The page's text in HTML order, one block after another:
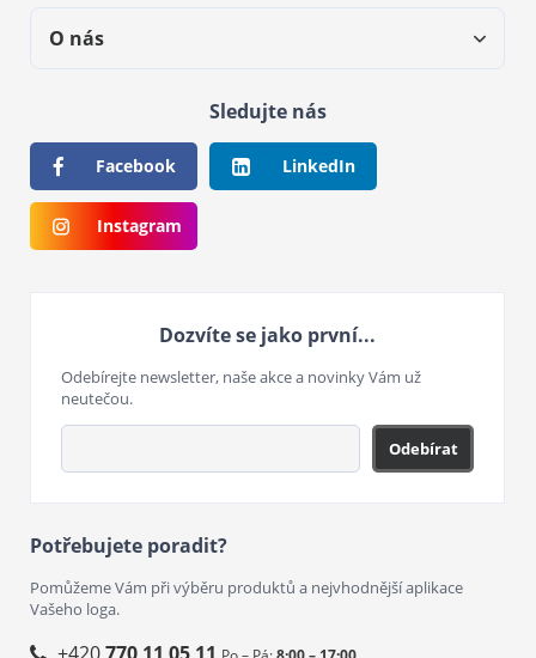
O nás
Sledujte nás
Facebook LinkedIn
Instagram
Dozvíte se jako první...
Odebírejte newsletter, naše akce a novinky Vám už
neutečou.
Odebírat
Potřebujete poradit?
Pomůžeme Vám při výběru produktů a nejvhodnější aplikace
Vašeho loga.